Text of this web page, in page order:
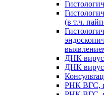
(в т.ч.
ДНК
ДНК
РНК ВГC,